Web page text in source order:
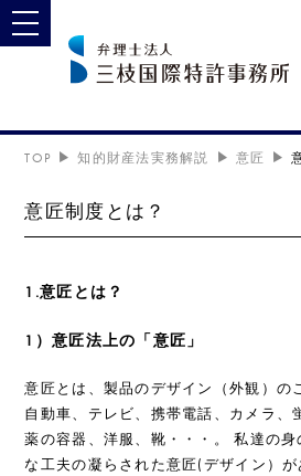
toggle navigation
TOP 知的財産法実務解説 意匠
意匠制度とは？
1.意匠とは？
1）意匠法上の「意匠」
意匠とは、製品のデザイン（外観）の
自動車、テレビ、携帯電話、カメラ、
薬の容器、洋服、靴・・・。 私達の身
な工夫の凝らされた意匠(デザイン）